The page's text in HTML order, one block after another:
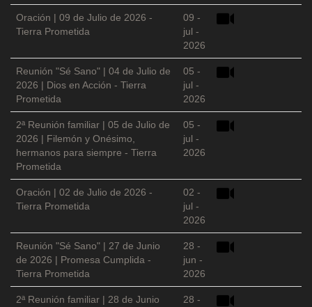
Oración | 09 de Julio de 2026 -
Tierra Prometida
09 -
jul -
2026
Reunión "Sé Sano" | 04 de Julio de
2026 | Dios en Acción - Tierra
Prometida
05 -
jul -
2026
2ª Reunión familiar | 05 de Julio de
2026 | Filemón y Onésimo,
hermanos para siempre - Tierra
Prometida
05 -
jul -
2026
Oración | 02 de Julio de 2026 -
Tierra Prometida
02 -
jul -
2026
Reunión "Sé Sano" | 27 de Junio
de 2026 | Promesa Cumplida -
Tierra Prometida
28 -
jun -
2026
2ª Reunión familiar | 28 de Junio
28 -